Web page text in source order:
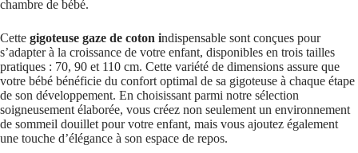
chambre de bébé.
Cette gigoteuse gaze de coton indispensable sont conçues pour
s’adapter à la croissance de votre enfant, disponibles en trois tailles
pratiques : 70, 90 et 110 cm. Cette variété de dimensions assure que
votre bébé bénéficie du confort optimal de sa gigoteuse à chaque étape
de son développement. En choisissant parmi notre sélection
soigneusement élaborée, vous créez non seulement un environnement
de sommeil douillet pour votre enfant, mais vous ajoutez également
une touche d’élégance à son espace de repos.